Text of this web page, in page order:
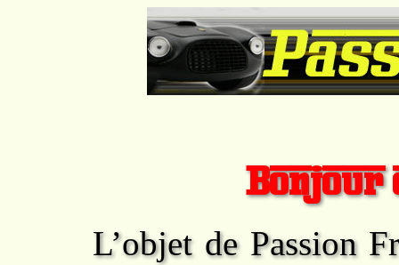
Bonjour
L’objet de Passion